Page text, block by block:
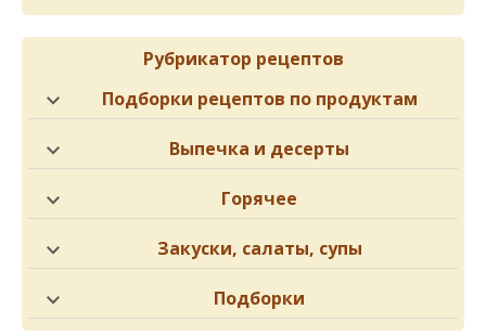
Рубрикатор рецептов
Подборки рецептов по продуктам
Выпечка и десерты
Горячее
Закуски, салаты, супы
Подборки